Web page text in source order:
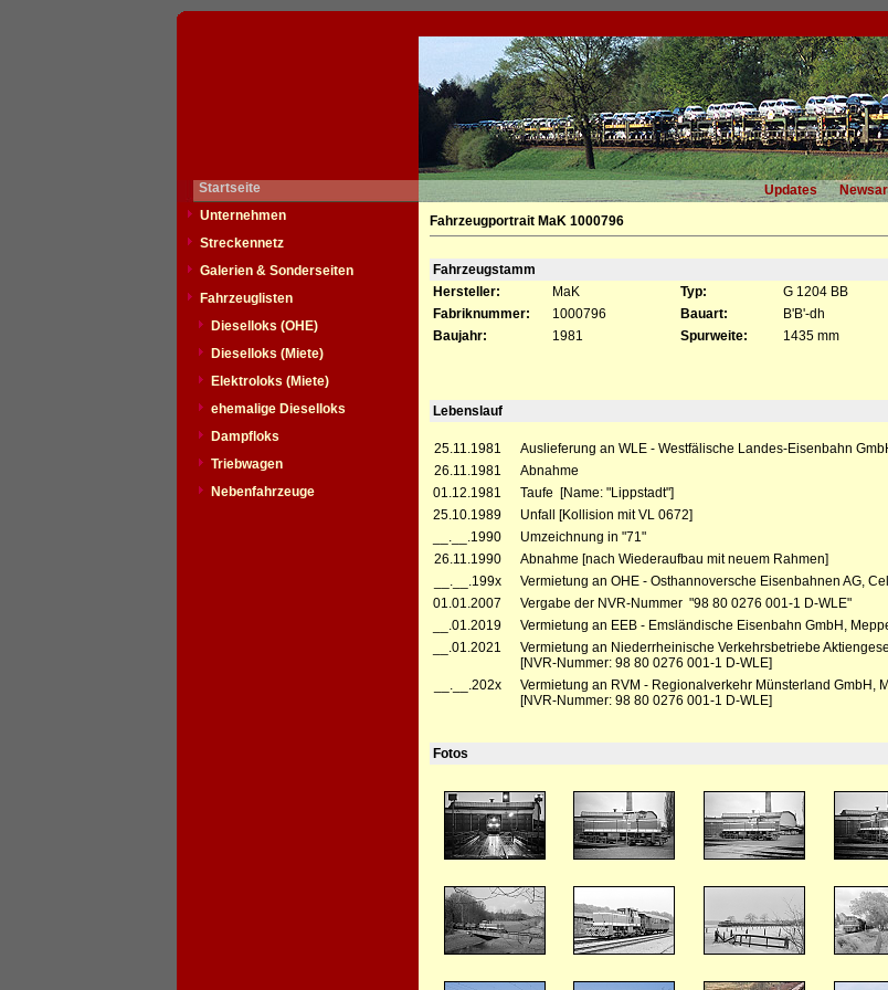
Startseite Updates
Unternehmen
Streckennetz
Galerien & Sonderseiten
Fahrzeuglisten
Dieselloks (OHE)
Dieselloks (Miete)
Elektroloks (Miete)
ehemalige Dieselloks
Dampfloks
Triebwagen
Nebenfahrzeuge
Fahrzeugportrait MaK 1000796
Fahrzeugstamm
Hersteller:
MaK Typ: G 1204 BB
Fabriknummer:
1000796 Bauart: B'B'-dh
Baujahr:
1981 Spurweite: 1435 mm
Lebenslauf
25.11.1981
Auslieferung an WLE - Westfälische Landes-Eisenbahn
26.11.1981
Abnahme
01.12.1981
Taufe [Name: "Lippstadt"]
25.10.1989
Unfall [Kollision mit VL 0672]
__.__.1990
Umzeichnung in "71"
26.11.1990
Abnahme [nach Wiederaufbau mit neuem Rahmen]
__.__.199x
Vermietung an OHE - Osthannoversche Eisenbahnen AG,
01.01.2007
Vergabe der NVR-Nummer "98 80 0276 001-1 D-WLE"
__.01.2019
Vermietung an EEB - Emsländische Eisenbahn GmbH,
__.01.2021
Vermietung an Niederrheinische Verkehrsbetriebe
[NVR-Nummer: 98 80 0276 001-1 D-WLE]
__.__.202x
Vermietung an RVM - Regionalverkehr Münsterland GmbH,
[NVR-Nummer: 98 80 0276 001-1 D-WLE]
Fotos